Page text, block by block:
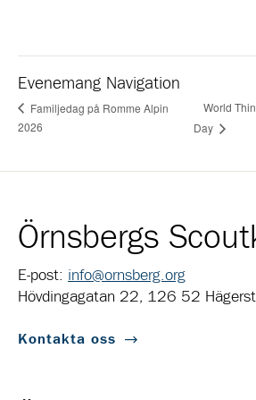
Evenemang Navigation
Familjedag på Romme Alpin
2026
World
Day
Örnsbergs
E-post: info@ornsberg.org
Hövdingagatan 22, 126 52
Kontakta oss